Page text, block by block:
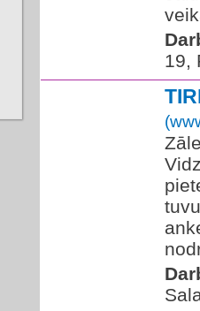
19,